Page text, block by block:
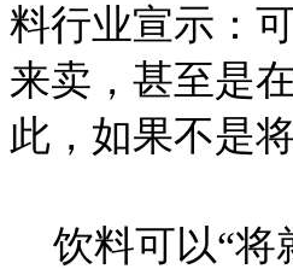
料行业宣示：
来卖，甚至是
此，如果不是
饮料可以“将